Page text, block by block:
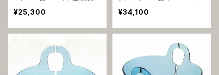
示向け 1287
¥25,300
ザー カブキ 1224
¥34,100